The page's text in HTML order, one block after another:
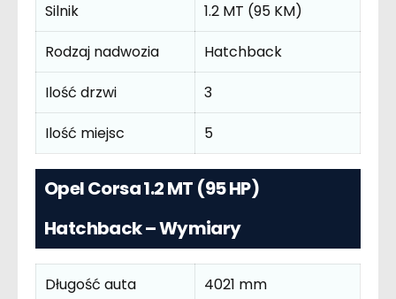
Silnik
1.2 MT (95 KM)
Rodzaj nadwozia
Hatchback
Ilość drzwi
3
Ilość miejsc
5
Opel Corsa 1.2 MT (95 HP)
Hatchback – Wymiary
Długość auta
4021 mm